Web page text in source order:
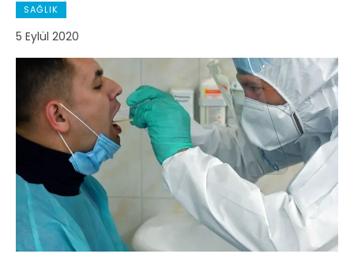
SAĞLIK
5 Eylül 2020